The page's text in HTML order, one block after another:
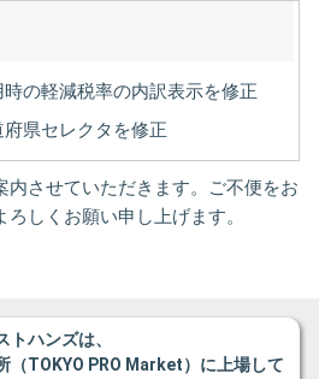
の軽減税率の内訳表示を修正
県セレクタを修正
内させていただきます。ご不便をお
しくお願い申し上げます。
トハンズは、
（TOKYO PRO Market）に上場して